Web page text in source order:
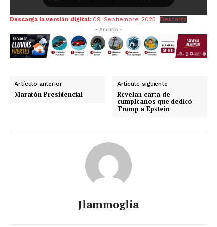
Descarga la versión digital: 09_Septiembre_2025 Descarga
- Anuncio -
Artículo anterior
Maratón Presidencial
Artículo siguiente
Revelan carta de
cumpleaños que dedicó
Trump a Epstein
Jlammoglia